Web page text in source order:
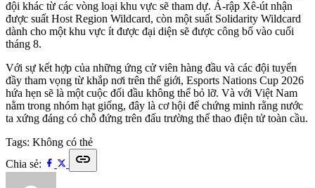
đội khác từ các vòng loại khu vực sẽ tham dự. Ả-rập Xê-út nhận
được suất Host Region Wildcard, còn một suất Solidarity Wildcard
dành cho một khu vực ít được đại diện sẽ được công bố vào cuối
tháng 8.
Với sự kết hợp của những ứng cử viên hàng đầu và các đội tuyển
đầy tham vọng từ khắp nơi trên thế giới, Esports Nations Cup 2026
hứa hẹn sẽ là một cuộc đối đầu không thể bỏ lỡ. Và với Việt Nam
nằm trong nhóm hạt giống, đây là cơ hội để chứng minh rằng nước
ta xứng đáng có chỗ đứng trên đấu trường thể thao điện tử toàn cầu.
Tags: Không có thẻ
Chia sẻ:
link